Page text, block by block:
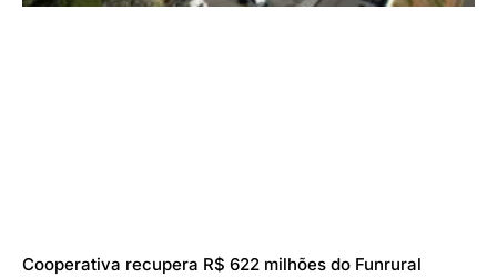
Cooperativa recupera R$ 622 milhões do Funrural